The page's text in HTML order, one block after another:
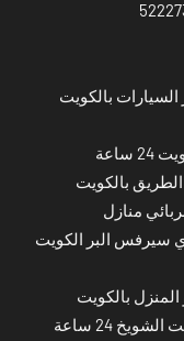
بالكويت
بالكويت
منازل
سيرفس البر الكويت
بالكويت
24 ساعة